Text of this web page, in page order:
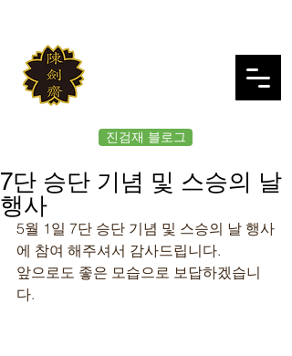
진검재 블로그
7단 승단 기념 및 스승의 날
행사
5월 1일 7단 승단 기념 및 스승의 날 행사
에 참여 해주셔서 감사드립니다.
앞으로도 좋은 모습으로 보답하겠습니
다.